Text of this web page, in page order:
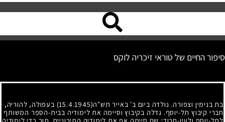
סיפור החיים של טוראי זיכריה לוקס
בת בנימין וצפורה. נולדה ביום ב' באייר תש"ה(15.4.1945) בעפולה, להוריה,
חברי קיבוץ תל-יוסף. גדלה בקיבוץ וסיימה את לימודיה בבית-הספר המשותף